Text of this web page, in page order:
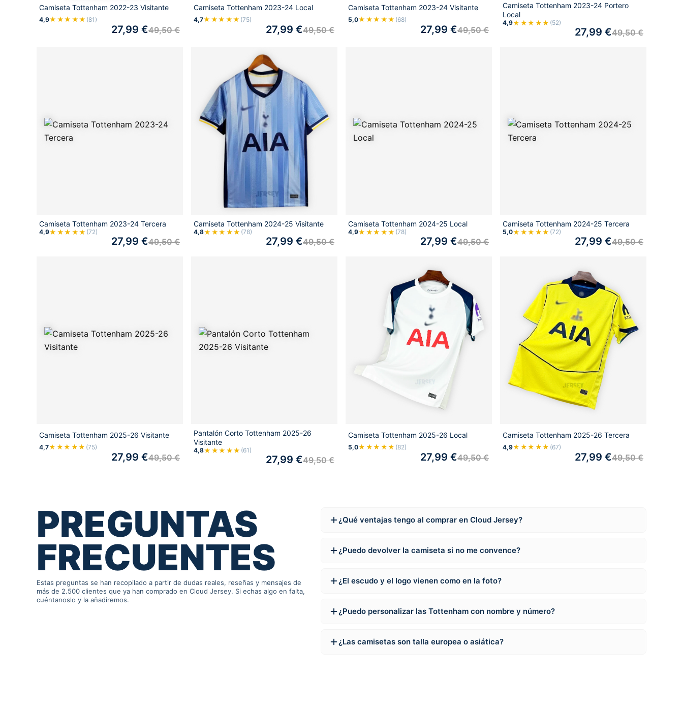
Camiseta Tottenham 2022-23 Visitante
4,9★★★★★ (81)
49,50€
27,99 €
Camiseta Tottenham 2023-24 Local
4,7★★★★★ (75)
49,50€
27,99 €
Camiseta Tottenham 2023-24 Visitante
5,0★★★★★ (68)
49,50€
27,99 €
Camiseta Tottenham 2023-24 Portero
Local
4,9★★★★★ (52)
49,50€
27,99 €
Camiseta Tottenham 2023-24 Tercera
4,9★★★★★ (72)
49,50€
27,99 €
Camiseta Tottenham 2024-25 Visitante
4,8★★★★★ (78)
49,50€
27,99 €
Camiseta Tottenham 2024-25 Local
4,9★★★★★ (78)
49,50€
27,99 €
Camiseta Tottenham 2024-25 Tercera
5,0★★★★★ (72)
49,50€
27,99 €
Camiseta Tottenham 2025-26 Visitante
4,7★★★★★ (75)
49,50€
27,99 €
Pantalón Corto Tottenham 2025-26
Visitante
4,8★★★★★ (61)
49,50€
27,99 €
Camiseta Tottenham 2025-26 Local
5,0★★★★★ (82)
49,50€
27,99 €
Camiseta Tottenham 2025-26 Tercera
4,9★★★★★ (67)
49,50€
27,99 €
PREGUNTAS
FRECUENTES
Estas preguntas se han recopilado a partir de dudas reales, reseñas y mensajes de
más de 2.500 clientes que ya han comprado en Cloud Jersey. Si echas algo en falta,
cuéntanoslo y la añadiremos.
¿Qué ventajas tengo al comprar en Cloud Jersey?
¿Puedo devolver la camiseta si no me convence?
¿El escudo y el logo vienen como en la foto?
¿Puedo personalizar las Tottenham con nombre y número?
¿Las camisetas son talla europea o asiática?